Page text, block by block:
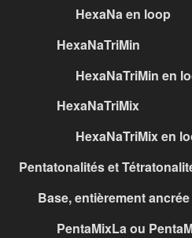
HexaNa en loop
HexaNaTriMin
HexaNaTriMin en
HexaNaTriMix
HexaNaTriMix en
Pentatonalités et
Base, entièrement ancrée
PentaMixLa ou